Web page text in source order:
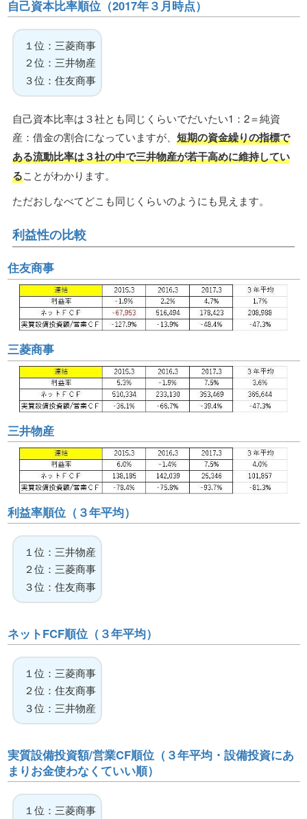
自己資本比率順位（2017年３月時点）
１位：三菱商事
２位：三井物産
３位：住友商事
自己資本比率は３社とも同じくらいでだいたい1：2＝純資
産：借金の割合になっていますが、 短期の資金繰りの指標で
ある流動比率は３社の中で三井物産が若干高めに維持してい
ることがわかります。
ただおしなべてどこも同じくらいのようにも見えます。
利益性の比較
住友商事
三菱商事
三井物産
利益率順位（３年平均）
１位：三井物産
２位：三菱商事
３位：住友商事
ネットFCF順位（３年平均）
１位：三菱商事
２位：住友商事
３位：三井物産
実質設備投資額/営業CF順位（３年平均・設備投資にあ
まりお金使わなくていい順）
１位：三菱商事